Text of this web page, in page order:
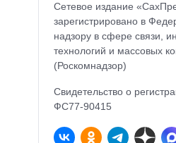
Сетевое издание
зарегистрировано в
надзору в сфере связи,
технологий и массовых
(Роскомнадзор)
Свидетельство о
ФС77-90415